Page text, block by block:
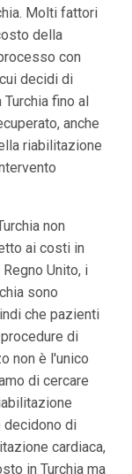
Molti fattori
della
con
decidi di
fino al
anche
riabilitazione
non
ai costi in
Unito, i
sono
che pazienti
di
non è l'unico
di cercare
decidono di
cardiaca,
in Turchia ma